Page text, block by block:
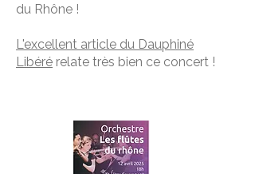
du Rhône !
L'excellent article du Dauphiné
Libéré relate très bien ce concert !